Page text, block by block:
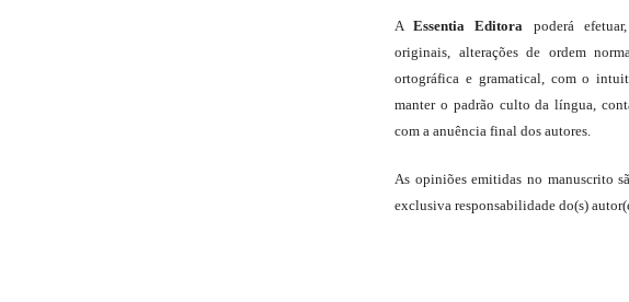
AEssentia Editora poderá
originais, alterações de ordem
ortográfica e gramatical, com o
manter o padrão culto da língua,
com a anuência final dos autores.
As opiniões emitidas no manuscrito
exclusiva responsabilidade do(s)